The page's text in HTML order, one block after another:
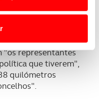
a navegação no
para lhe proporcionar
bem como para
nosso website.
das
o "diálogo
"os representantes
que tiverem",
quilómetros